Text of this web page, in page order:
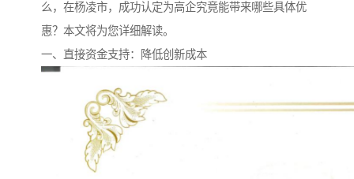
么，在杨凌市，成功认定为高企究竟能带来哪些具体优
惠？本文将为您详细解读。
一、直接资金支持：降低创新成本